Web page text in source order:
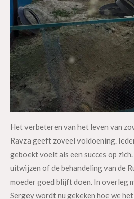
Het verbeteren van het leven van
Ravza geeft zoveel voldoening.
geboekt voelt als een succes op
uitwijzen of de behandeling van de
moeder goed blijft doen. In overleg
Sergey wordt nu gekeken hoe we